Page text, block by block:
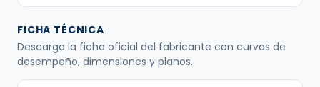
FICHA TÉCNICA
Descarga la ficha oficial del fabricante con curvas de
desempeño, dimensiones y planos.